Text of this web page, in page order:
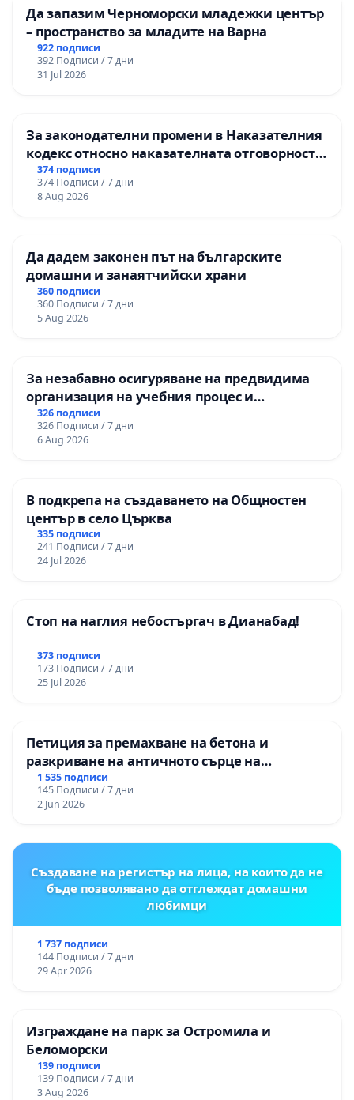
Да запазим Черноморски младежки център
– пространство за младите на Варна
922 подписи
392 Подписи / 7 дни
31 Jul 2026
За законодателни промени в Наказателния
кодекс относно наказателната отговорност
на непълнолетните при особено тежки
умишлени престъпления
374 подписи
374 Подписи / 7 дни
8 Aug 2026
Да дадем законен път на българските
домашни и занаятчийски храни
360 подписи
360 Подписи / 7 дни
5 Aug 2026
За незабавно осигуряване на предвидима
организация на учебния процес и
гарантиране на правото на равнопоставено
и качествено образование на учениците от
ОУ „Княз Александър I“ и Хуманитарна
326 подписи
326 Подписи / 7 дни
6 Aug 2026
В подкрепа на създаването на Общностен
център в село Църква
335 подписи
241 Подписи / 7 дни
24 Jul 2026
Стоп на наглия небостъргач в Дианабад!
373 подписи
173 Подписи / 7 дни
25 Jul 2026
Петиция за премахване на бетона и
разкриване на античното сърце на
Могиланската могила във Враца
1 535 подписи
145 Подписи / 7 дни
2 Jun 2026
Създаване на регистър на лица, на които да не
бъде позволявано да отглеждат домашни
любимци
1 737 подписи
144 Подписи / 7 дни
29 Apr 2026
Изграждане на парк за Остромила и
Беломорски
139 подписи
139 Подписи / 7 дни
3 Aug 2026